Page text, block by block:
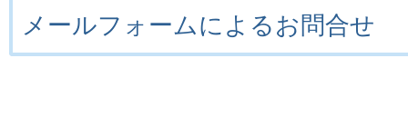
メールフォームによるお問合せ